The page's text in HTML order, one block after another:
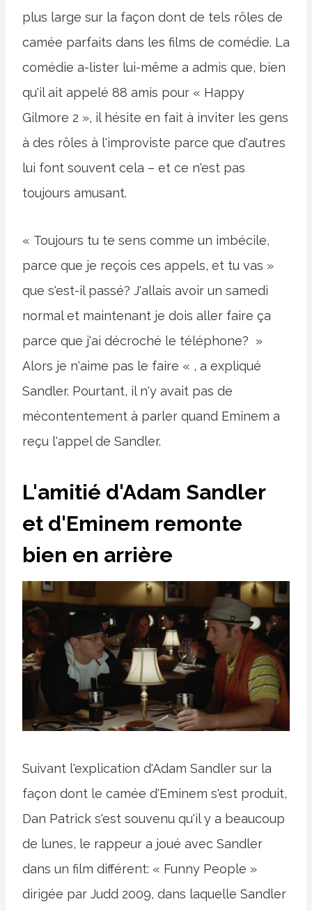
plus large sur la façon dont de tels rôles de
camée parfaits dans les films de comédie. La
comédie a-lister lui-même a admis que, bien
qu'il ait appelé 88 amis pour « Happy
Gilmore 2 », il hésite en fait à inviter les gens
à des rôles à l'improviste parce que d'autres
lui font souvent cela – et ce n'est pas
toujours amusant.
« Toujours tu te sens comme un imbécile,
parce que je reçois ces appels, et tu vas »
que s'est-il passé? J'allais avoir un samedi
normal et maintenant je dois aller faire ça
parce que j'ai décroché le téléphone? »
Alors je n'aime pas le faire « , a expliqué
Sandler. Pourtant, il n'y avait pas de
mécontentement à parler quand Eminem a
reçu l'appel de Sandler.
L'amitié d'Adam Sandler
et d'Eminem remonte
bien en arrière
Suivant l'explication d'Adam Sandler sur la
façon dont le camée d'Eminem s'est produit,
Dan Patrick s'est souvenu qu'il y a beaucoup
de lunes, le rappeur a joué avec Sandler
dans un film différent: « Funny People »
dirigée par Judd 2009, dans laquelle Sandler